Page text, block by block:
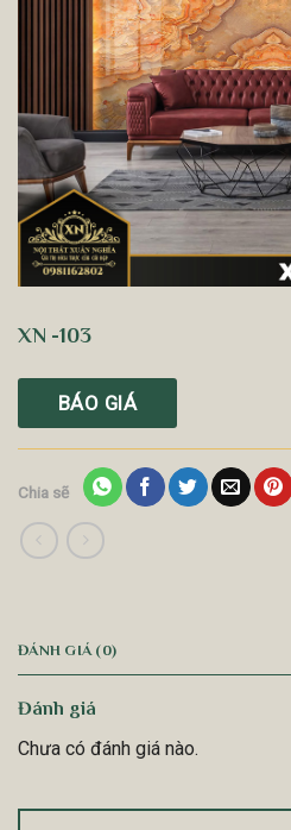
XN -103
BÁO GIÁ
Chia sẽ
ĐÁNH GIÁ (0)
Đánh giá
Chưa có đánh giá nào.